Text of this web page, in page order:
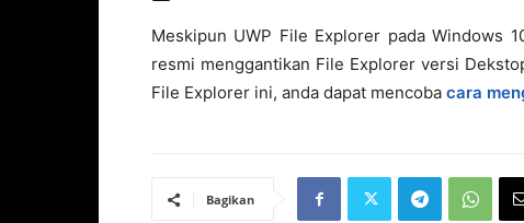
Meskipun UWP File Explorer pada Windows
resmi menggantikan File Explorer versi
File Explorer ini, anda dapat mencoba cara
Bagikan